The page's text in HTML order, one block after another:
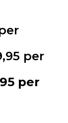
per
per